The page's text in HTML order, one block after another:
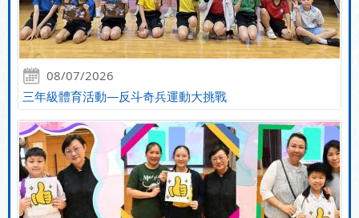
08/07/2026
三年級體育活動—反斗奇兵運動大挑戰